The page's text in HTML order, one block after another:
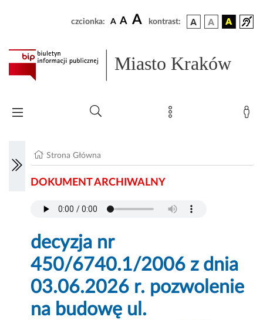
czcionka: A A A kontrast:
Miasto Kraków
Strona Główna
DOKUMENT ARCHIWALNY
decyzja nr
450/6740.1/2006 z dnia
03.06.2026 r. pozwolenie
na budowę ul.